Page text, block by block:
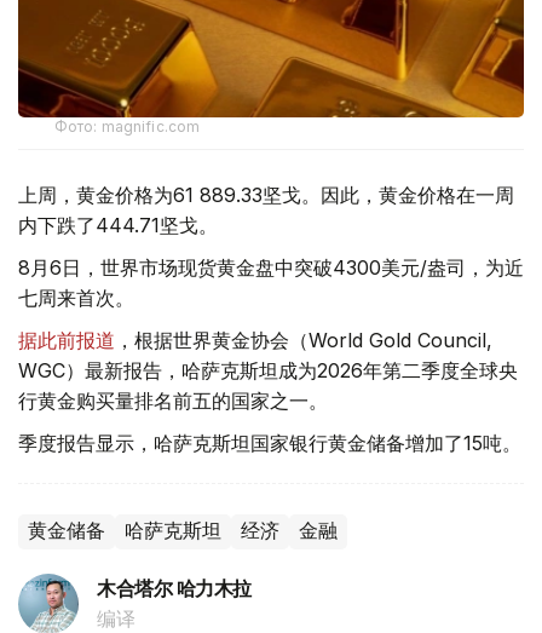
Фото: magnific.com
上周，黄金价格为61 889.33坚戈。因此，黄金价格在一周
内下跌了444.71坚戈。
8月6日，世界市场现货黄金盘中突破4300美元/盎司，为近
七周来首次。
据此前报道 ，根据世界黄金协会（World Gold Council,
WGC）最新报告，哈萨克斯坦成为2026年第二季度全球央
行黄金购买量排名前五的国家之一。
季度报告显示，哈萨克斯坦国家银行黄金储备增加了15吨。
黄金储备 哈萨克斯坦 经济 金融
木合塔尔 哈力木拉
编译